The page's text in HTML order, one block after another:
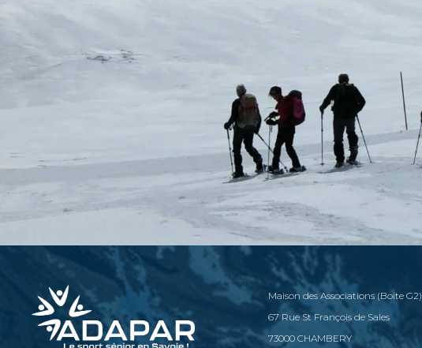
Maison des Associations (Boite G2)
67 Rue St François de Sales
73000 CHAMBERY